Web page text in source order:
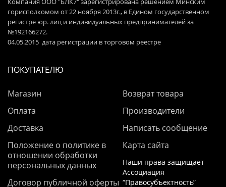
горисполкомом от 22 ноября 2013г., в Едином государственном
регистре юр. лиц и индивидуальных предпринимателей за
№192166272.
04.05.2015 дата регистрации в торговом реестре
ПОКУПАТЕЛЮ
Магазин
Оплата
Доставка
Положение о политике в
отношении обработки
персональных данных
Договор публичной оферты
Возврат товара
Производители
Написать сообщение
Карта сайта
Наши права защищает
Ассоциация
“Правосубъектность”